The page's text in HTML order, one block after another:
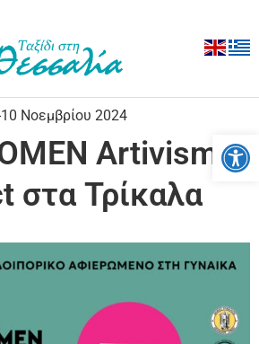
Νοεμβρίου 2024
Artivism
στα Τρίκαλα